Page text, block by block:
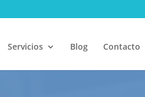
Servicios Blog Contacto